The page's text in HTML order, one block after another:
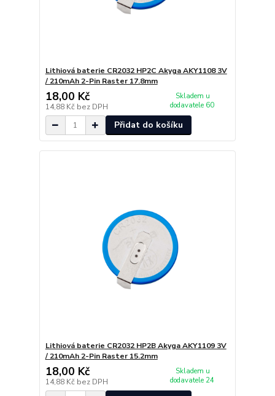
Lithiová baterie CR2032 HP2C Akyga AKY1108 3V
/ 210mAh 2-Pin Raster 17.8mm
18,00 Kč
14,88 Kč bez DPH
Skladem u
dodavatele 60
Přidat do košíku
Lithiová baterie CR2032 HP2B Akyga AKY1109 3V
/ 210mAh 2-Pin Raster 15.2mm
18,00 Kč
14,88 Kč bez DPH
Skladem u
dodavatele 24